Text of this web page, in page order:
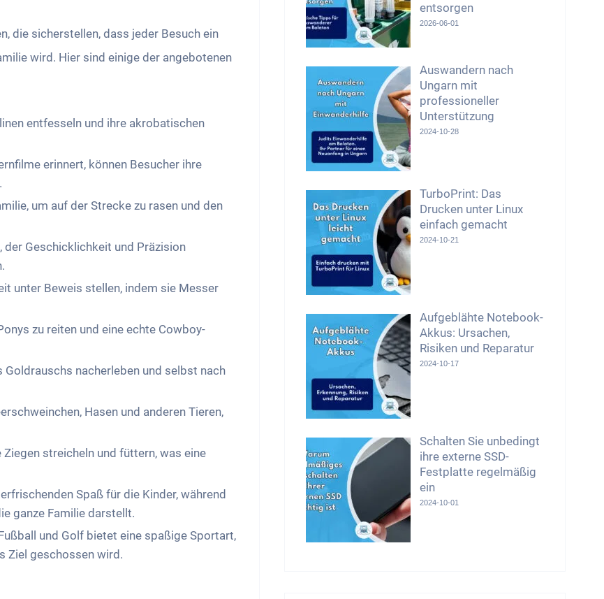
die sicherstellen, dass jeder Besuch ein
wird. Hier sind einige der angebotenen
entfesseln und ihre akrobatischen
erinnert, können Besucher ihre
um auf der Strecke zu rasen und den
der Geschicklichkeit und Präzision
unter Beweis stellen, indem sie Messer
zu reiten und eine echte Cowboy-
nacherleben und selbst nach
Hasen und anderen Tieren,
streicheln und füttern, was eine
Spaß für die Kinder, während
ganze Familie darstellt.
und Golf bietet eine spaßige Sportart,
Ziel geschossen wird.
entsorgen
2026-06-01
Auswandern nach
Ungarn mit
professioneller
Unterstützung
2024-10-28
TurboPrint: Das
Drucken unter Linux
einfach gemacht
2024-10-21
Aufgeblähte Notebook-
Akkus: Ursachen,
Risiken und Reparatur
2024-10-17
Schalten Sie unbedingt
ihre externe SSD-
Festplatte regelmäßig
ein
2024-10-01